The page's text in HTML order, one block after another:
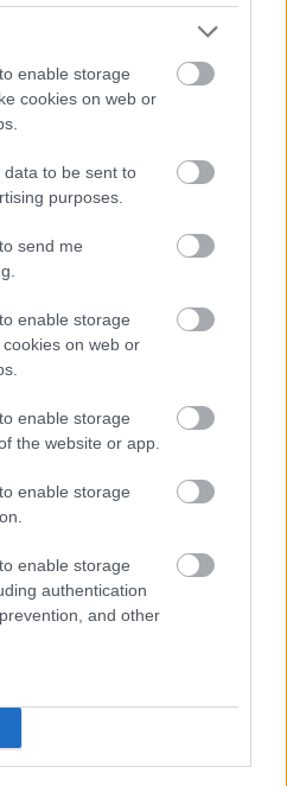
enable storage
cookies on web or
to be sent to
purposes.
send me
enable storage
on web or
enable storage
the website or app.
enable storage
enable storage
authentication
and other
στην Ακράτα ΦΩΤΟ
τρώτε μπανάνα κάθε